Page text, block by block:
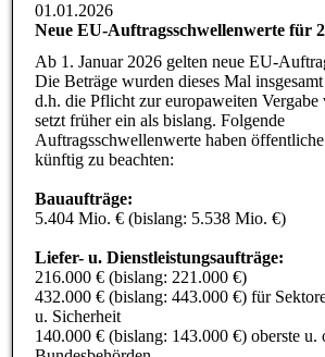
01.01.2026
Neue EU-Auftragsschwellenwerte für
Ab 1. Januar 2026 gelten neue EU-
Die Beträge wurden dieses Mal
d.h. die Pflicht zur europaweiten Vergabe
setzt früher ein als bislang. Folgende
Auftragsschwellenwerte haben
künftig zu beachten:
Bauaufträge:
5.404 Mio. € (bislang: 5.538 Mio. €)
Liefer- u. Dienstleistungsaufträge:
216.000 € (bislang: 221.000 €)
432.000 € (bislang: 443.000 €) für
u. Sicherheit
140.000 € (bislang: 143.000 €) oberste u.